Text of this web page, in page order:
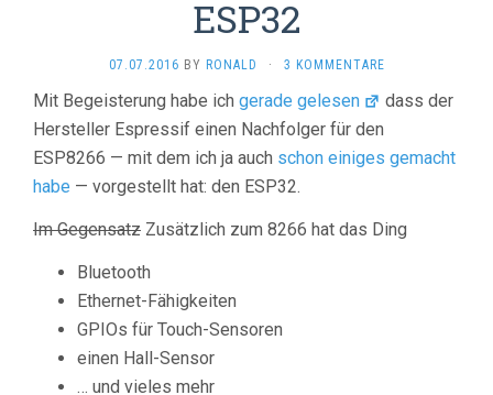
ESP32
07.07.2016 BY RONALD · 3 KOMMENTARE
Mit Begeisterung habe ich gerade gelesen
dass der
Hersteller Espressif einen Nachfolger für den
ESP8266 — mit dem ich ja auch schon einiges gemacht
habe — vorgestellt hat: den ESP32.
Im Gegensatz Zusätzlich zum 8266 hat das Ding
Bluetooth
Ethernet-Fähigkeiten
GPIOs für Touch-Sensoren
einen Hall-Sensor
… und vieles mehr